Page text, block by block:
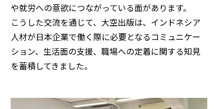
や就労への意欲につながっている面があります。
こうした交流を通じて、大空出版は、インドネシア
人材が日本企業で働く際に必要となるコミュニケー
ション、生活面の支援、職場への定着に関する知見
を蓄積してきました。